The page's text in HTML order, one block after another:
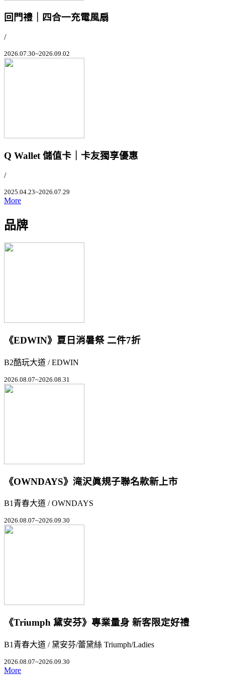
回門禮｜四合一充電風扇
/
2026.07.30~2026.09.02
Q Wallet 儲值卡｜卡友獨享優惠
/
2025.04.23~2026.07.29
More
品牌
《EDWIN》夏日消暑祭 二件7折
B2酷玩大道 / EDWIN
2026.08.07~2026.08.31
《OWNDAYS》滝沢眞規子聯名款新上市
B1青春大道 / OWNDAYS
2026.08.07~2026.09.30
《Triumph 黛安芬》專業量身 新客限定好禮
B1青春大道 / 黛安芬/蕾黛絲 Triumph/Ladies
2026.08.07~2026.09.30
More